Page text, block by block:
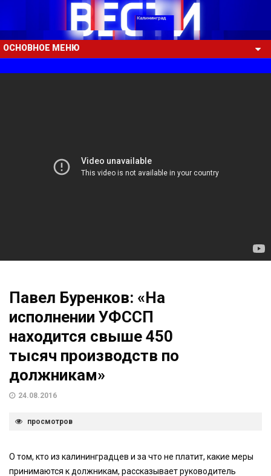
ОСНОВНОЕ МЕНЮ
Павел Буренков: «На
исполнении УФССП
находится свыше 450
тысяч производств по
должникам»
24.08.2016
просмотров
О том, кто из калининградцев и за что не платит, какие меры
принимаются к должникам, рассказывает руководитель